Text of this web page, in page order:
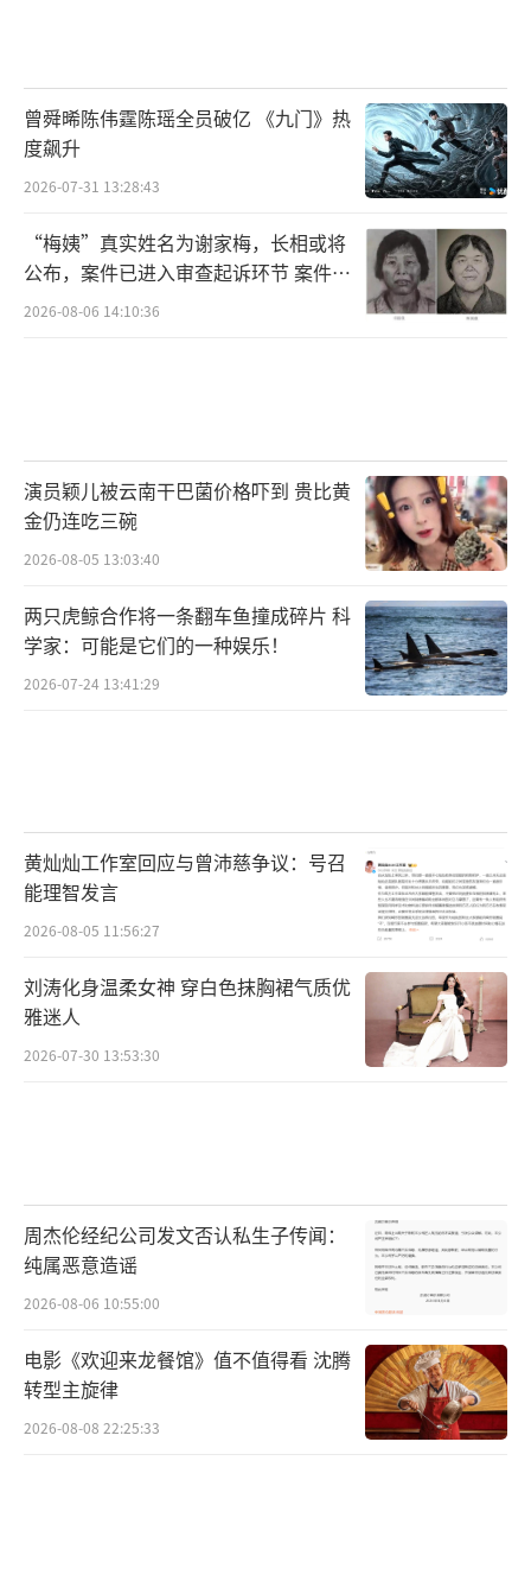
曾舜晞陈伟霆陈瑶全员破亿 《九门》热
度飙升
2026-07-31 13:28:43
“梅姨”真实姓名为谢家梅，长相或将
公布，案件已进入审查起诉环节 案件迎
来新进展
2026-08-06 14:10:36
演员颖儿被云南干巴菌价格吓到 贵比黄
金仍连吃三碗
2026-08-05 13:03:40
两只虎鲸合作将一条翻车鱼撞成碎片 科
学家：可能是它们的一种娱乐！
2026-07-24 13:41:29
黄灿灿工作室回应与曾沛慈争议：号召
能理智发言
2026-08-05 11:56:27
刘涛化身温柔女神 穿白色抹胸裙气质优
雅迷人
2026-07-30 13:53:30
周杰伦经纪公司发文否认私生子传闻：
纯属恶意造谣
2026-08-06 10:55:00
电影《欢迎来龙餐馆》值不值得看 沈腾
转型主旋律
2026-08-08 22:25:33